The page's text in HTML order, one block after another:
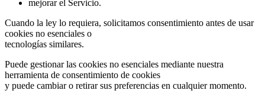
mejorar el Servicio.
Cuando la ley lo requiera, solicitamos consentimiento antes de usar
cookies no esenciales o
tecnologías similares.
Puede gestionar las cookies no esenciales mediante nuestra
herramienta de consentimiento de cookies
y puede cambiar o retirar sus preferencias en cualquier momento.